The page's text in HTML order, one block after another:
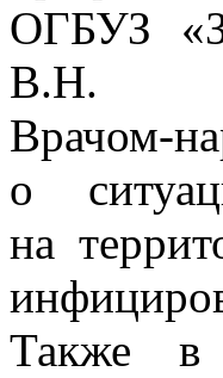
ОГБУЗ
В.Н.
Врачом-
о
на
Также в